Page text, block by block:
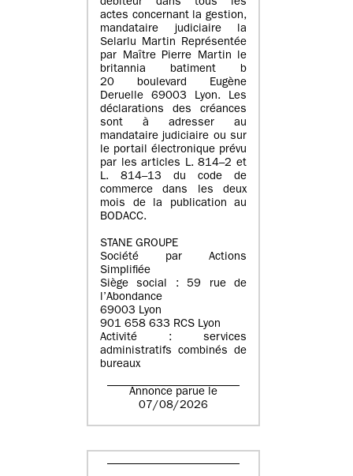
débiteur dans tous les
actes concernant la gestion,
mandataire judiciaire la
Selarlu Martin Représentée
par Maître Pierre Martin le
britannia batiment b
20 boulevard Eugène
Deruelle 69003 Lyon. Les
déclarations des créances
sont à adresser au
mandataire judiciaire ou sur
le portail électronique prévu
par les articles L. 814–2 et
L. 814–13 du code de
commerce dans les deux
mois de la publication au
BODACC.
STANE GROUPE
Société par Actions
Simplifiée
Siège social : 59 rue de
l’Abondance
69003 Lyon
901 658 633 RCS Lyon
Activité : services
administratifs combinés de
bureaux
Annonce parue le
07/08/2026